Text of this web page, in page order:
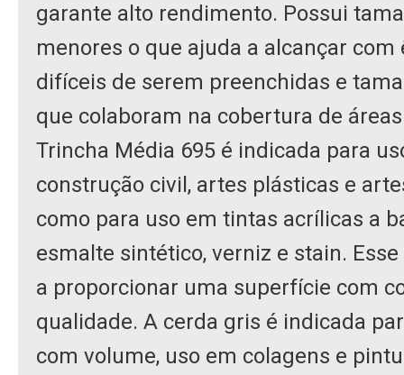
garante alto rendimento. Possui
menores o que ajuda a alcançar
difíceis de serem preenchidas e
que colaboram na cobertura de
Trincha Média 695 é indicada para
construção civil, artes plásticas e
como para uso em tintas acrílicas a
esmalte sintético, verniz e stain.
a proporcionar uma superfície com
qualidade. A cerda gris é indicada
com volume, uso em colagens e